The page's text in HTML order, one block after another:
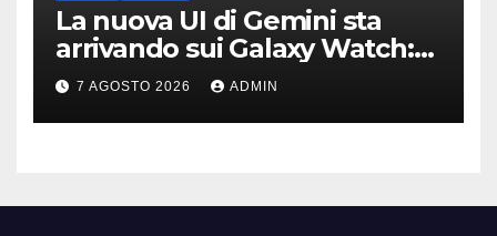
La nuova UI di Gemini sta
arrivando sui Galaxy Watch:
primi avvistamenti
7 AGOSTO 2026 ADMIN